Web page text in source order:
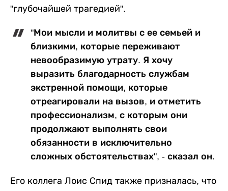
"глубочайшей трагедией".
"Мои мысли и молитвы с ее семьей и
близкими, которые переживают
невообразимую утрату. Я хочу
выразить благодарность службам
экстренной помощи, которые
отреагировали на вызов, и отметить
профессионализм, с которым они
продолжают выполнять свои
обязанности в исключительно
сложных обстоятельствах", - сказал он.
Его коллега Лоис Спид также призналась, что